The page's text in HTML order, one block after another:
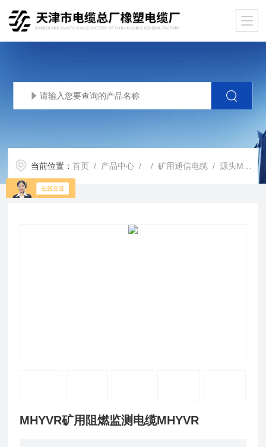
当前位置：首页 / 产品中心 / /矿用通信电缆 / 源头MHYVR矿用阻燃监测电缆MHYVR
MHYVR矿用阻燃监测电缆MHYVR